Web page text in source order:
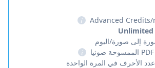
i
Unlimited
i
عدد الأحرف في المرة الواحدة